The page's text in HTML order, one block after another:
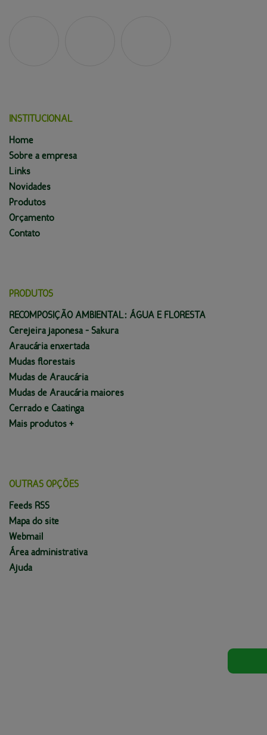
INSTITUCIONAL
Home
Sobre a empresa
Links
Novidades
Produtos
Orçamento
Contato
PRODUTOS
RECOMPOSIÇÃO AMBIENTAL: ÁGUA E FLORESTA
Cerejeira japonesa - Sakura
Araucária enxertada
Mudas florestais
Mudas de Araucária
Mudas de Araucária maiores
Cerrado e Caatinga
Mais produtos +
OUTRAS OPÇÕES
Feeds RSS
Mapa do site
Webmail
Área administrativa
Ajuda